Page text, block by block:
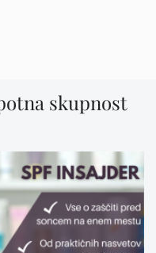
skupnost